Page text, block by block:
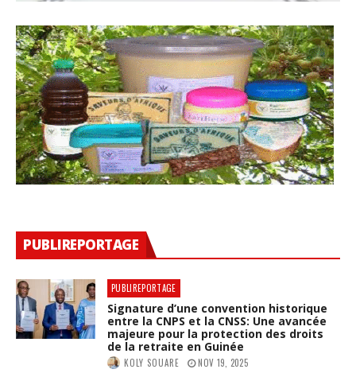
PUBLIREPORTAGE
PUBLIREPORTAGE
Signature d’une convention historique
entre la CNPS et la CNSS: Une avancée
majeure pour la protection des droits
de la retraite en Guinée
KOLY SOUARE NOV 19, 2025